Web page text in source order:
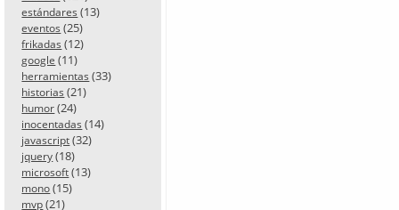
estándares (13)
eventos (25)
frikadas (12)
google (11)
herramientas (33)
historias (21)
humor (24)
inocentadas (14)
javascript (32)
jquery (18)
microsoft (13)
mono (15)
mvp (21)